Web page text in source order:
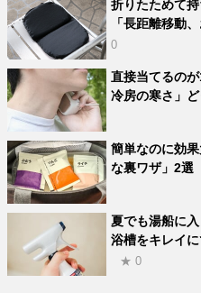
折りたためて
「長距離移動
0
直接当てるの
冷房の寒さ」
簡単なのに効
な裏ワザ」2選
夏でも湯船に
浴槽をキレイ
★ 0